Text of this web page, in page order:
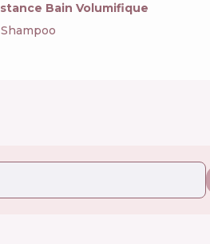
Bain Volumifique
Shampoo